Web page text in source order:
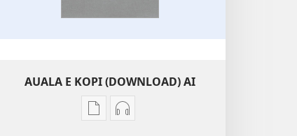
AUALA E KOPI (DOWNLOAD) AI
VaegaFilifili